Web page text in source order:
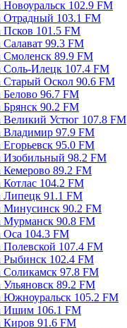
Новоуральск 102.9 FM
Отрадный 103.1 FM
Псков 101.5 FM
Салават 99.3 FM
Смоленск 89.9 FM
Соль-Илецк 107.4 FM
Старый Оскол 90.6 FM
Белово 96.7 FM
Брянск 90.2 FM
Великий Устюг 107.8 FM
Владимир 97.9 FM
Егорьевск 95.0 FM
Изобильный 98.2 FM
Кемерово 89.2 FM
Котлас 104.2 FM
Липецк 91.1 FM
Минусинск 90.2 FM
Мурманск 90.8 FM
Оса 104.3 FM
Полевской 107.4 FM
Рыбинск 102.4 FM
Соликамск 97.8 FM
Ульяновск 89.2 FM
Южноуральск 105.2 FM
Ишим 106.1 FM
Киров 91.6 FM